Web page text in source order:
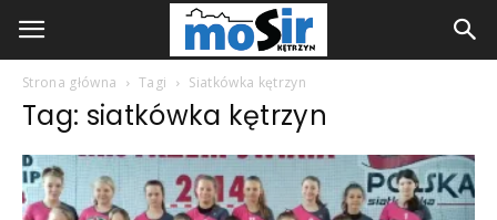
Strona główna Tagi Siatkówka kętrzyn
Tag: siatkówka kętrzyn